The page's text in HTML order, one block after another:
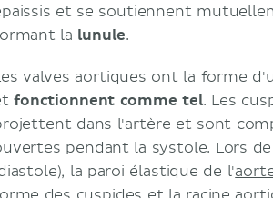
et se soutiennent
la lunule.
valves aortiques ont la forme
fonctionnent comme tel. Les
dans l'artère et sont
pendant la systole. Lors
la paroi élastique de l'